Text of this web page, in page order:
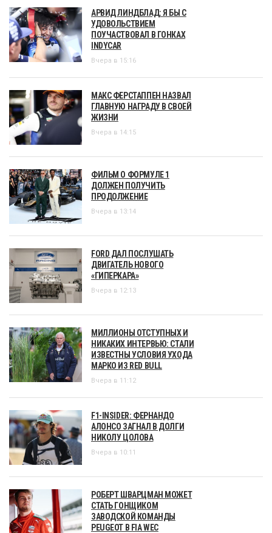
АРВИД ЛИНДБЛАД: Я БЫ С
УДОВОЛЬСТВИЕМ
ПОУЧАСТВОВАЛ В ГОНКАХ
INDYCAR
Вчера в 15:16
МАКС ФЕРСТАППЕН НАЗВАЛ
ГЛАВНУЮ НАГРАДУ В СВОЕЙ
ЖИЗНИ
Вчера в 14:15
ФИЛЬМ О ФОРМУЛЕ 1
ДОЛЖЕН ПОЛУЧИТЬ
ПРОДОЛЖЕНИЕ
Вчера в 13:14
FORD ДАЛ ПОСЛУШАТЬ
ДВИГАТЕЛЬ НОВОГО
«ГИПЕРКАРА»
Вчера в 12:13
МИЛЛИОНЫ ОТСТУПНЫХ И
НИКАКИХ ИНТЕРВЬЮ: СТАЛИ
ИЗВЕСТНЫ УСЛОВИЯ УХОДА
МАРКО ИЗ RED BULL
Вчера в 11:12
F1-INSIDER: ФЕРНАНДО
АЛОНСО ЗАГНАЛ В ДОЛГИ
НИКОЛУ ЦОЛОВА
Вчера в 10:11
РОБЕРТ ШВАРЦМАН МОЖЕТ
СТАТЬ ГОНЩИКОМ
ЗАВОДСКОЙ КОМАНДЫ
PEUGEOT В FIA WEC